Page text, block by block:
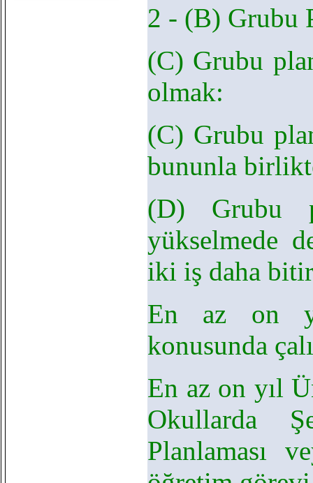
2 - (B) Grubu
(C) Grubu
olmak:
(C) Grubu
bununla
(D) Grubu
yükselmede
iki iş daha
En az on
konusunda
En az on yıl
Okullarda
Planlaması